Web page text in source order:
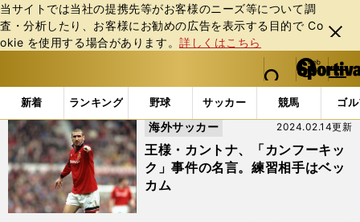
当サイトでは当社の提携先等がお客様のニーズ等について調
査・分析したり、お客様にお勧めの広告を表⽰する⽬的で Co
okie を使⽤する場合があります。詳しくはこちら
閉じ
る
web Sportiva (webスポルティーバ)
検索
マイペ
ー
ジ
メニュ
新着 ランキング 野球 サッカー 競馬 ゴ
b
ス
ポ
ル
テ
ィ
ー
バ
「#カンフーキック」の最新ニュース・ 情報
王様・カントナ、「カンフーキッ
ク」事件の名言。練習相手はベッ
カム
2024.02.14更新
海外サッカー